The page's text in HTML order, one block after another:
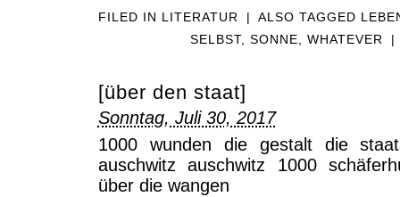
FILED IN LITERATUR | ALSO TAGGED
SELBST,SONNE,WHATEVER |
[über den staat]
Sonntag, Juli 30, 2017
1000 wunden die gestalt die
auschwitz auschwitz 1000
über die wangen